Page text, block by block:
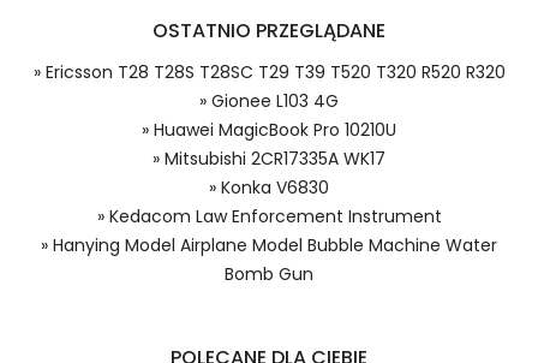
Dzięki ochronie kupujących w
systemie PayPal możesz odzyskać
całkowitą wartość zakupu, jeśli
zakupiony przedmiot do Ciebie nie
dotrze lub będzie się znacznie różnić
od opisu.
Niezależnie od tego, czy kupujesz w
Numer produktu baterii
Konka BN-VF823 bateria, BN-VF823
Baterie do Smartfonów i Telefonów, Alternatywna
bateria do Konka BN-VF823,Konka V6830 akumulator.
OSTATNIO PRZEGLĄDANE
» Ericsson T28 T28S T28SC T29 T39 T520 T320 R520 R320
» Gionee L103 4G
» Huawei MagicBook Pro 10210U
» Mitsubishi 2CR17335A WK17
» Konka V6830
» Kedacom Law Enforcement Instrument
» Hanying Model Airplane Model Bubble Machine Water
Bomb Gun
POLECANE DLA CIEBIE